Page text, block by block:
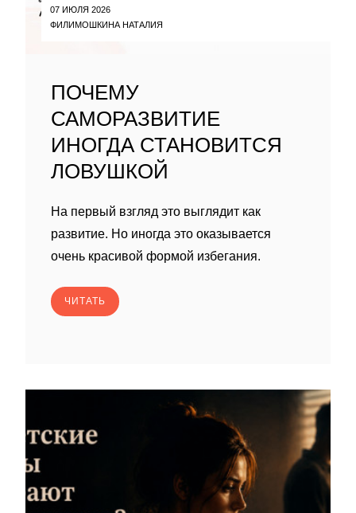
07 ИЮЛЯ 2026
ФИЛИМОШКИНА НАТАЛИЯ
ПОЧЕМУ
САМОРАЗВИТИЕ
ИНОГДА СТАНОВИТСЯ
ЛОВУШКОЙ
На первый взгляд это выглядит как
развитие. Но иногда это оказывается
очень красивой формой избегания.
ЧИТАТЬ